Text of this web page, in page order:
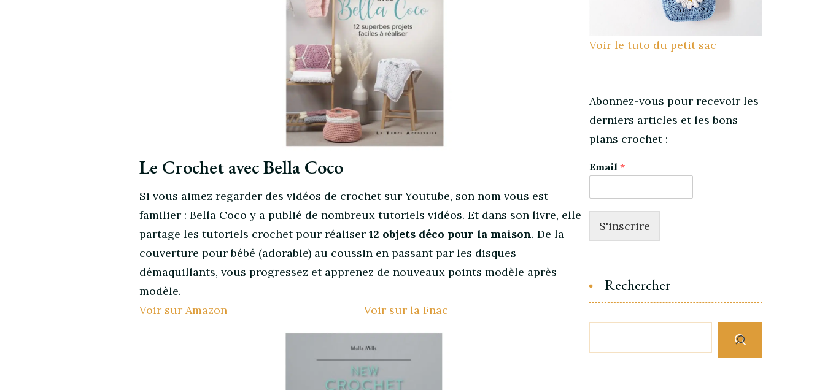
Le Crochet avec Bella Coco
Si vous aimez regarder des vidéos de crochet sur Youtube, son nom vous est
familier : Bella Coco y a publié de nombreux tutoriels vidéos. Et dans son livre, elle
partage les tutoriels crochet pour réaliser 12 objets déco pour la maison. De la
couverture pour bébé (adorable) au coussin en passant par les disques
démaquillants, vous progressez et apprenez de nouveaux points modèle après
modèle.
Voir sur Amazon
Voir sur la Fnac
Voir le tuto du petit sac
Abonnez-vous pour recevoir les
derniers articles et les bons
plans crochet :
Email *
S'inscrire
Rechercher